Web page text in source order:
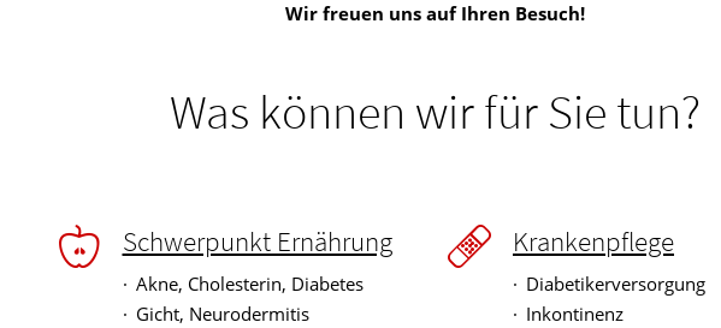
Wir freuen uns auf Ihren Besuch!
Was können wir für Sie tun?
Schwerpunkt Ernährung
Akne, Cholesterin, Diabetes
Gicht, Neurodermitis
Krankenpflege
Diabetikerversorgung
Inkontinenz